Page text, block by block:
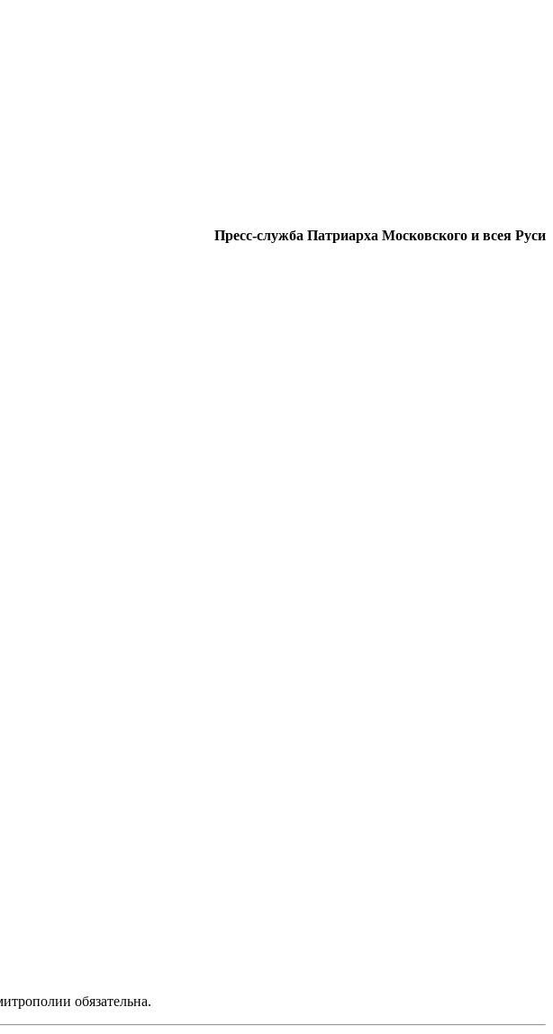
Пресс-служба Патриарха Московского и всея Руси
обязательна.